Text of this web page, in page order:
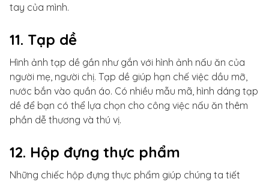
tay của mình.
11. Tạp dề
Hình ảnh tạp dề gần như gắn với hình ảnh nấu ăn của
người mẹ, người chị. Tạp dề giúp hạn chế việc dầu mỡ,
nước bắn vào quần áo. Có nhiều mẫu mã, hình dáng tạp
dề để bạn có thể lựa chọn cho công việc nấu ăn thêm
phần dễ thương và thú vị.
12. Hộp đựng thực phẩm
Những chiếc hộp đựng thực phẩm giúp chúng ta tiết